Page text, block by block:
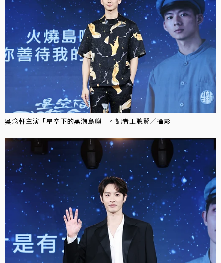
吳念軒主演「星空下的黑潮島嶼」。記者王聰賢／攝影